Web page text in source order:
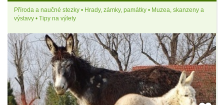
Příroda a naučné stezky • Hrady, zámky, památky • Muzea, skanzeny a
výstavy • Tipy na výlety